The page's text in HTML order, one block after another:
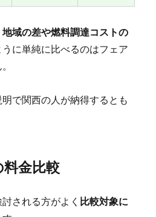
地域の差や燃料調達コストの
に単純に比べるのはフェア
明で関西の人が納得するとも
料金比較
される方がよく 比較対象に